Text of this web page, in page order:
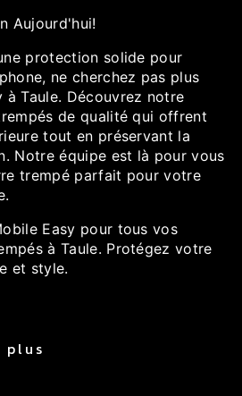
Aujourd'hui!
protection solide pour
ne cherchez pas plus
à Taule. Découvrez notre
de qualité qui offrent
tout en préservant la
Notre équipe est là pour vous
trempé parfait pour votre
Easy pour tous vos
à Taule. Protégez votre
et style.
plus